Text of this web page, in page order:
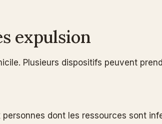
expulsion
Plusieurs dispositifs peuvent
dont les ressources sont